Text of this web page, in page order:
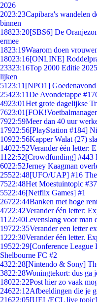
2026
2023:23Capibara's wandelen
binnen
18823:20[SBS6] De
ermee
1823:19Waarom doen
18023:16[ONLINE]
23323:16Top 2000 Editie
lijken
51 23:11 [NPO1]
25423:11De Avondetappe
4923:01Het grote dagelijkse
7623:01
7922:59Meer dan 40 uur
17922:56[PlayStation #184]
10922:56Kapper Walat (27)
14022:52Verander één letter:
11 22:52[Crowdfunding] #443
6022:52Jerney Kaagman
25522:48[UFO/UAP] #16
7522:48Het Moestuintopic
5522:46[Netflix Games] #1
26722:44Banken met hoge
4722:42Verander één letter:
11 22:40Levenslang voor man
19722:35Verander een letter
1222:30Verander één letter.
19522:29[Conference
Shelbourne FC #2
4322:28[Nintendo & Sony]
3822:28Woningtekort: dus ga
18022:22Post hier zo vaak
24622:12Afbeeldingen die je
21622:05[UEL/ECL live